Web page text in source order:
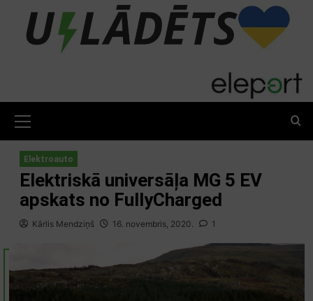
content
Menu
Elektroauto
Elektriskā universāļa MG 5 EV
apskats no FullyCharged
Kārlis Mendziņš 16. novembris, 2020. 1